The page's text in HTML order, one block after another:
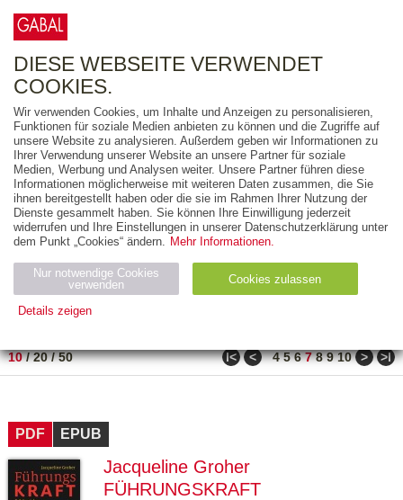
FREITEXT
AUSGABEART
AUS DER REIHE
ZUM THEMA
Neuerscheinung
Bestseller
PREIS
10/20/50 ǀ< < 4 5 6 7 8 9 10 > >ǀ
PDF EPUB
Jacqueline Groher
FÜHRUNGSKRAFT
DIESE WEBSEITE VERWENDET
COOKIES.
Wir verwenden Cookies, um Inhalte und Anzeigen zu personalisieren,
Funktionen für soziale Medien anbieten zu können und die Zugriffe auf
unsere Website zu analysieren. Außerdem geben wir Informationen zu
Ihrer Verwendung unserer Website an unsere Partner für soziale
Medien, Werbung und Analysen weiter. Unsere Partner führen diese
Informationen möglicherweise mit weiteren Daten zusammen, die Sie
ihnen bereitgestellt haben oder die sie im Rahmen Ihrer Nutzung der
Dienste gesammelt haben. Sie können Ihre Einwilligung jederzeit
widerrufen und Ihre Einstellungen in unserer Datenschutzerklärung unter
dem Punkt „Cookies“ ändern. Mehr Informationen.
Nur notwendige Cookies
verwenden
Cookies zulassen
Details zeigen
Name Zweck
Ty
ESSION
_ID
verlag.
de
GV_CO
OKIES
gabal-
Speichert den Zustimmungsstatus des
Benutzers für Cookies auf der aktuellen
Domäne.